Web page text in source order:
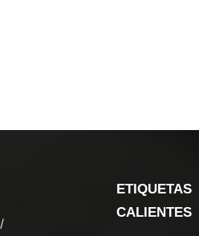
ETIQUETAS
CALIENTES